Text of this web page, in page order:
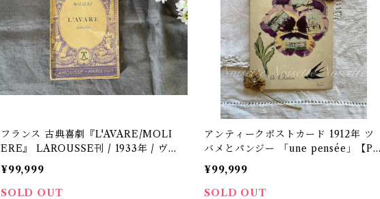
フランス 古典喜劇『L'AVARE/MOLI
ERE』 LAROUSSE刊 / 1933年 / ヴィ
ンテージ本 / フランス語【P-32】
¥99,999
SOLD OUT
アンティークポストカード 1912年 ツ
バメとパンジー 「une pensée」【P2
2】
¥99,999
SOLD OUT